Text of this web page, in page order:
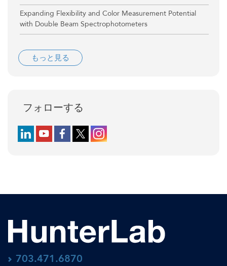
Expanding Flexibility and Color Measurement Potential
with Double Beam Spectrophotometers
もっと見る
フォローする
Follow us on LinkedIn
Follow us on YouTube
Follow us on Facebook
Follow us on X (formerly Twitter)
Follow us on Instagram
703.471.6870